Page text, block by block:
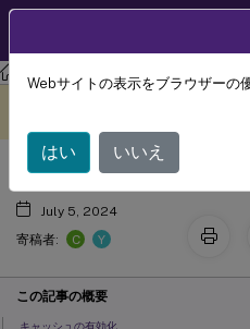
Session Recording Session
録画のキャッシュ
July 5, 2024
寄稿者:
C Y
この記事の概要
キャッシュの有効化
Webサイトの表示をブラウザーの
はい いいえ